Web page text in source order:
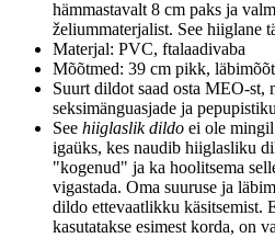
hämmastavalt 8 cm paks ja
želiummaterjalist. See hiiglane
Materjal: PVC, ftalaadivaba
Mõõtmed: 39 cm pikk,
Suurt dildot saad osta MEO-st,
seksimänguasjade ja
See hiiglaslik dildo ei ole
igaüks, kes naudib hiiglasliku
"kogenud" ja ka hoolitsema
vigastada. Oma suuruse ja
dildo ettevaatlikku
kasutatakse esimest korda, on